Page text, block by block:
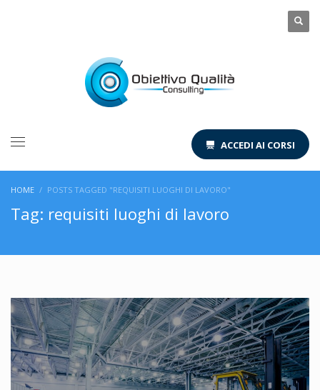
ACCEDI AI CORSI
HOME POSTS TAGGED "REQUISITI LUOGHI DI LAVORO"
Tag: requisiti luoghi di lavoro